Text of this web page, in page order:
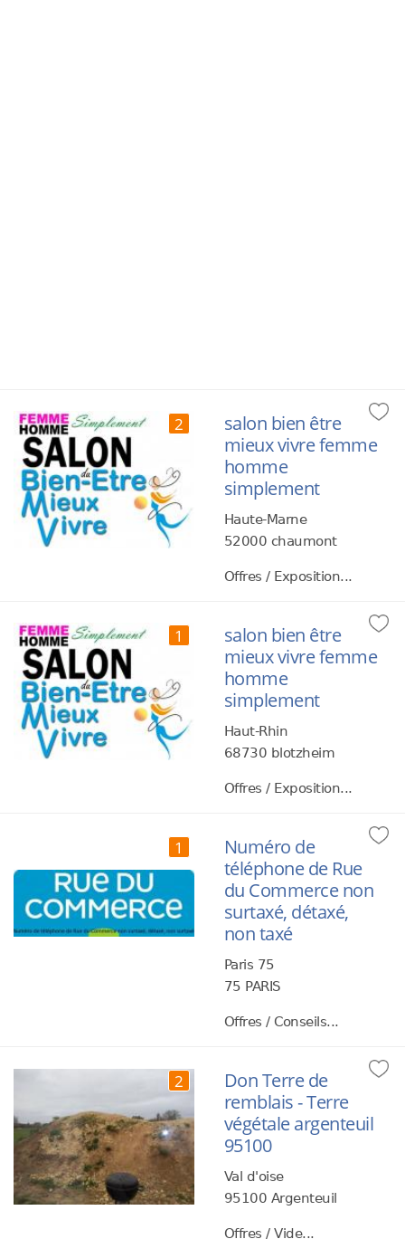
2
salon bien être
mieux vivre femme
homme
simplement
Haute-Marne
52000 chaumont
Offres / Exposition...
1
salon bien être
mieux vivre femme
homme
simplement
Haut-Rhin
68730 blotzheim
Offres / Exposition...
1
Numéro de
téléphone de Rue
du Commerce non
surtaxé, détaxé,
non taxé
Paris 75
75 PARIS
Offres / Conseils...
2
Don Terre de
remblais - Terre
végétale argenteuil
95100
Val d'oise
95100 Argenteuil
Offres / Vide...